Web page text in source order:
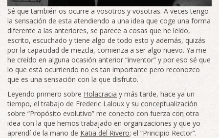
Sé que también os ocurre a vosotros y vosotras. A veces tengo
la sensación de esta atendiendo a una idea que coge una forma
diferente a las anteriores, se parece a cosas que he leído,
escrito, escuchado y tiene algo de todo esto y además, quizás
por la capacidad de mezcla, comienza a ser algo nuevo. Ya me
he creído en alguna ocasión anterior “inventor” y por eso sé que
lo que está ocurriendo no es tan importante pero reconozco
que es una sensación con la que disfruto.
Leyendo primero sobre Holacracia y más tarde, hace ya un
tiempo, el trabajo de Frederic Laloux y su conceptualización
sobre “Propósito evolutivo” me conecto con fuerza con otra
idea con la que hemos trabajado en organizaciones y que yo
aprendí de la mano de Katia del Rivero; el “Principio Rector”.